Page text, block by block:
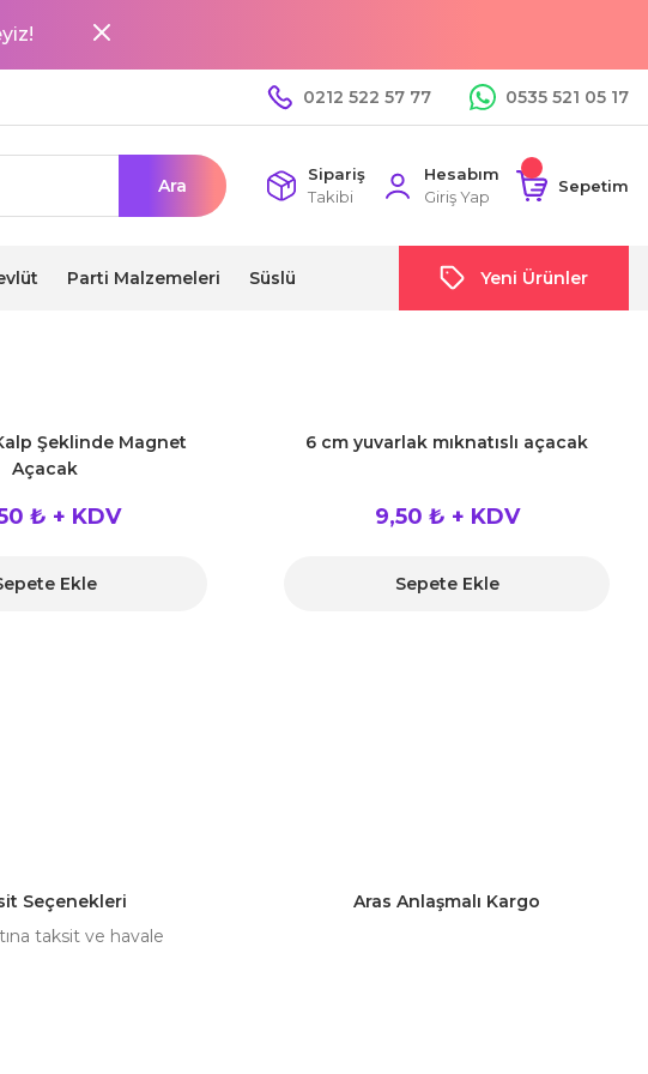
0212 522 57 77 0535 521 05 17
Ara
Sipariş
Takibi
Hesabım
Giriş Yap
Sepetim
Parti Malzemeleri Süslü Yeni Ürünler
Şeklinde Magnet
Açacak
₺ + KDV
Ekle
6 cm yuvarlak mıknatıslı açacak
9,50 ₺ + KDV
Sepete Ekle
Seçenekleri
taksit ve havale
Aras Anlaşmalı Kargo